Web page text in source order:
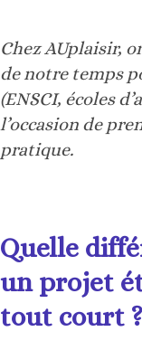
Chez AUplaisir,
de notre temps
(ENSCI, écoles
l’occasion de
pratique.
Quelle
un projet
tout court ?